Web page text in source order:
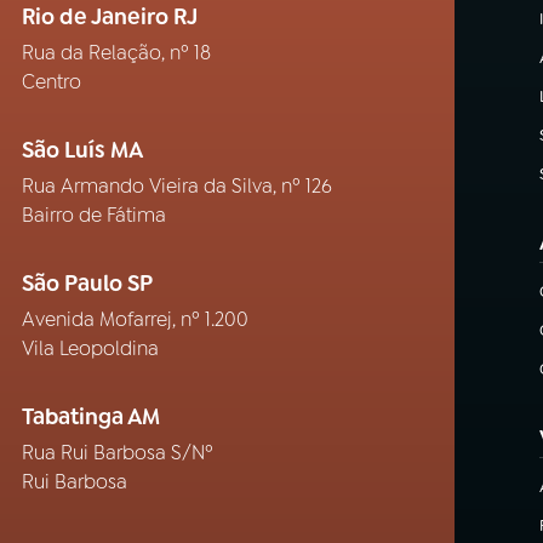
Rio de Janeiro RJ
Rua da Relação, nº 18
Centro
São Luís MA
Rua Armando Vieira da Silva, nº 126
Bairro de Fátima
São Paulo SP
Avenida Mofarrej, nº 1.200
Vila Leopoldina
Tabatinga AM
Rua Rui Barbosa S/Nº
Rui Barbosa